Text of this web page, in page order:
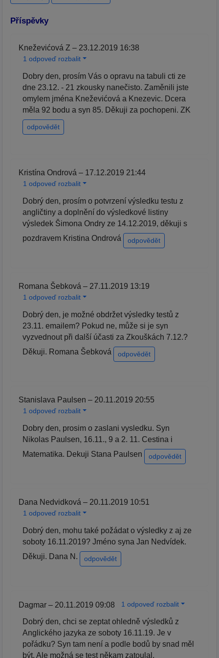
Příspěvky
Kneževićová Z – 23.12.2019 16:38
1 odpoveď rozbalit
Dobry den, prosím Vás o opravu na tabuli cti ze
dne 23.12. - 21 zkousky nanečisto. Zaměnili jste
omylem jména Kneževićová a Knezevic. Dcera
měla 92 bodu a syn 85. Děkuji za pochopeni. ZK
odpovědět
Kristína Ondrová – 17.12.2019 21:44
1 odpoveď rozbalit
Dobrý den, prosím o potvrzení výsledku testu z
angličtiny a doplnění do výsledkové listiny
výsledek Šimona Ondry ze 14.12.2019, děkuji s
pozdravem Kristina Ondrová
odpovědět
Romana Šebková – 27.11.2019 13:19
1 odpoveď rozbalit
Dobrý den, je možné obdržet výsledky testů z
23.11. emailem? Pokud ne, může si je syn
vyzvednout při další účasti za Zkouškách 7.12.?
Děkuji. Romana Šebková
odpovědět
Stanislava Paulsen – 20.11.2019 20:55
1 odpoveď rozbalit
Dobry den, prosim o zaslani vysledku. Syn
Nikolas Paulsen, 16.11., 9 a 2. 11. Cestina i
Matematika. Dekuji Stana Paulsen
odpovědět
Dana Nedvidková – 20.11.2019 10:51
1 odpoveď rozbalit
Dobrý den, mohu také požádat o výsledky z aj ze
soboty 16.11.2019? Jméno syna Jan Nedvídek.
Děkuji. Dana N.
odpovědět
Dagmar – 20.11.2019 09:08 1 odpoveď rozbalit
Dobrý den, chci se zeptat ohledně výsledků z
Anglického jazyka ze soboty 16.11.19. Je v
pořádku? Syn tam není a podle bodů by snad měl
být. Ale možná se test někam zatoulal.